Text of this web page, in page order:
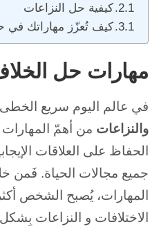
كيفية حل النزاعات
كيف تُعزّز مهاراتك في
مهارات حل
في عالم اليوم سريع الخطى،
والنزاعات من أهمّ
الحفاظ على العلاقات
جميع مجالات الحياة. فَمن
المهارات، يُصبح الشخص
الاختلافات و النزاعات